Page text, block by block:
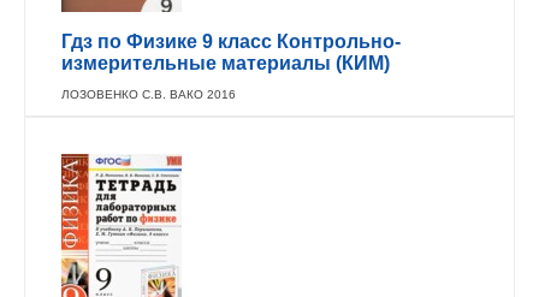
Гдз по Физике 9 класс Контрольно-
измерительные материалы (КИМ)
ЛОЗОВЕНКО С.В. ВАКО 2016